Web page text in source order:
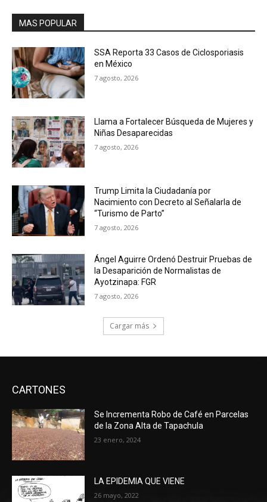
MAS POPULAR
SSA Reporta 33 Casos de Ciclosporiasis
en México
7 agosto, 2026
Llama a Fortalecer Búsqueda de Mujeres y
Niñas Desaparecidas
7 agosto, 2026
Trump Limita la Ciudadanía por
Nacimiento con Decreto al Señalarla de
“Turismo de Parto”
7 agosto, 2026
Ángel Aguirre Ordenó Destruir Pruebas de
la Desaparición de Normalistas de
Ayotzinapa: FGR
7 agosto, 2026
Cargar más
CARTONES
Se Incrementa Robo de Café en Parcelas
de la Zona Alta de Tapachula
23 enero, 2024
LA EPIDEMIA QUE VIENE
26 mayo, 2022